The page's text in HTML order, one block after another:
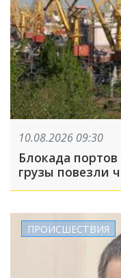
10.08.2026 09:30
Блокада
грузы повезли
ПРОИСШЕСТВИЯ